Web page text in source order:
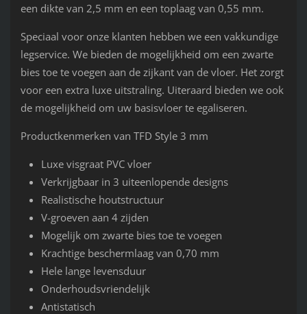
een dikte van 2,5 mm en een toplaag van 0,55 mm.
Speciaal voor onze klanten hebben we een vakkundige
legservice. We bieden de mogelijkheid om een zwarte
bies toe te voegen aan de zijkant van de vloer. Het zorgt
voor een extra luxe uitstraling. Uiteraard bieden we ook
de mogelijkheid om uw basisvloer te egaliseren.
Productkenmerken van TFD Style 3 mm
Luxe visgraat PVC vloer
Verkrijgbaar in 3 uiteenlopende designs
Realistische houtstructuur
V-groeven aan 4 zijden
Mogelijk om zwarte bies toe te voegen
Krachtige beschermlaag van 0,70 mm
Hele lange levensduur
Onderhoudsvriendelijk
Antistatisch